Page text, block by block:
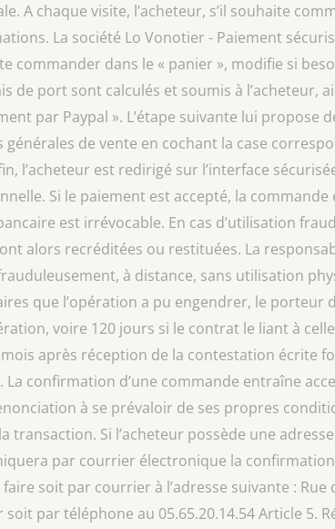
A chaque visite, l’acheteur, s’il souhaite
La société Lo Vonotier - Paiement
commander dans le « panier », modifie si
de port sont calculés et soumis à
par Paypal ». L’étape suivante lui
de vente en cochant la case
l’acheteur est redirigé sur l’interface
Si le paiement est accepté, la
est irrévocable. En cas d’utilisation
alors recréditées ou restituées. La
à distance, sans utilisation
que l’opération a pu engendrer, le
voire 120 jours si le contrat le liant à
mois après réception de la contestation
confirmation d’une commande entraîne
à se prévaloir de ses propres
transaction. Si l’acheteur possède une
par courrier électronique la
soit par courrier à l’adresse suivante :
par téléphone au 05.65.20.14.54 Article